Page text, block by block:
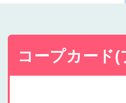
コープカード